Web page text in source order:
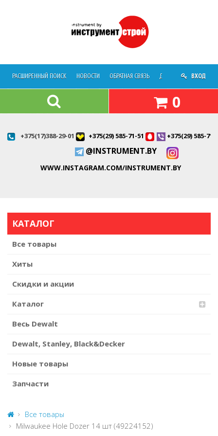
РАСШИРЕННЫЙ ПОИСК НОВОСТИ ОБРАТНАЯ СВЯЗЬ ДОСТАВКА О
ВХОД
0
+375(17)388-29-01 +375(29) 585-71-51 +375(29) 585-71-
@INSTRUMENT.BY
WWW.INSTAGRAM.COM/INSTRUMENT.BY
КАТАЛОГ
Все товары
Хиты
Скидки и акции
Каталог
Весь Dewalt
Dewalt, Stanley, Black&Decker
Новые товары
Запчасти
Все товары
Milwaukee Hole Dozer 14 шт (49224152)